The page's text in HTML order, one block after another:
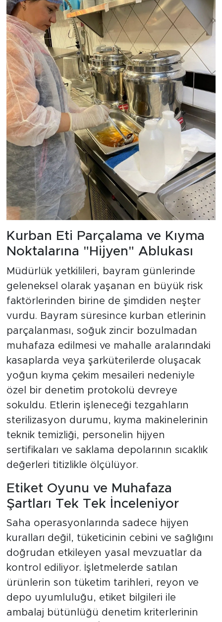
Kurban Eti Parçalama ve Kıyma
Noktalarına "Hijyen" Ablukası
Müdürlük yetkilileri, bayram günlerinde
geleneksel olarak yaşanan en büyük risk
faktörlerinden birine de şimdiden neşter
vurdu. Bayram süresince kurban etlerinin
parçalanması, soğuk zincir bozulmadan
muhafaza edilmesi ve mahalle aralarındaki
kasaplarda veya şarküterilerde oluşacak
yoğun kıyma çekim mesaileri nedeniyle
özel bir denetim protokolü devreye
sokuldu. Etlerin işleneceği tezgahların
sterilizasyon durumu, kıyma makinelerinin
teknik temizliği, personelin hijyen
sertifikaları ve saklama depolarının sıcaklık
değerleri titizlikle ölçülüyor.
Etiket Oyunu ve Muhafaza
Şartları Tek Tek İnceleniyor
Saha operasyonlarında sadece hijyen
kuralları değil, tüketicinin cebini ve sağlığını
doğrudan etkileyen yasal mevzuatlar da
kontrol ediliyor. İşletmelerde satılan
ürünlerin son tüketim tarihleri, reyon ve
depo uyumluluğu, etiket bilgileri ile
ambalaj bütünlüğü denetim kriterlerinin